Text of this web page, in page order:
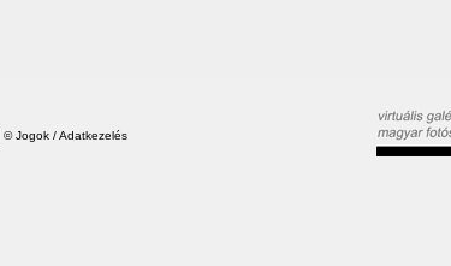
©Jogok / Adatkezelés